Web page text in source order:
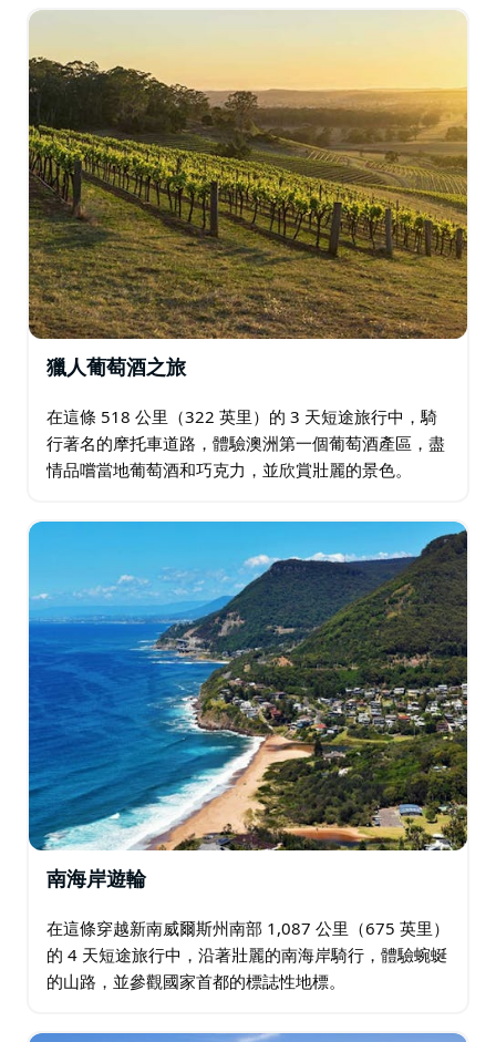
獵人葡萄酒之旅
在這條 518 公里（322 英里）的 3 天短途旅行中，騎
行著名的摩托車道路，體驗澳洲第一個葡萄酒產區，盡
情品嚐當地葡萄酒和巧克力，並欣賞壯麗的景色。
南海岸遊輪
在這條穿越新南威爾斯州南部 1,087 公里（675 英里）
的 4 天短途旅行中，沿著壯麗的南海岸騎行，體驗蜿蜒
的山路，並參觀國家首都的標誌性地標。